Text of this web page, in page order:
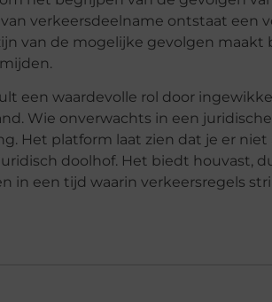
verkeersdeelname ontstaat een
van de mogelijke gevolgen maakt
een waardevolle rol door
Wie onverwachts in een
Het platform laat zien dat je er
doolhof. Het biedt houvast,
in een tijd waarin verkeersregels